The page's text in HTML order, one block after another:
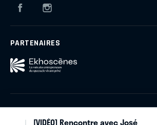
Facebook
PARTENAIRES
[VIDÉO] Rencontre avec José